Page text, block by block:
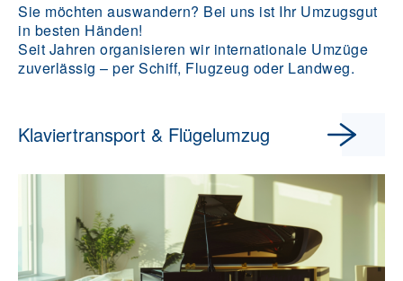
Sie möchten auswandern? Bei uns ist Ihr Umzugsgut
in besten Händen!
Seit Jahren organisieren wir internationale Umzüge
zuverlässig – per Schiff, Flugzeug oder Landweg.
Klaviertransport & Flügelumzug